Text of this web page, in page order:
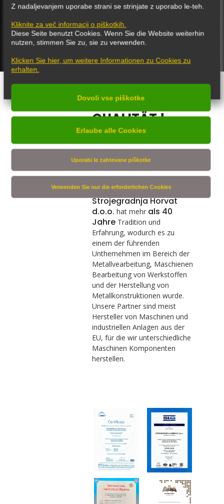
Z nadaljevanjem uporabe strani se strinjate z uporabo le-teh.
Kliknite za več informacij o piškotkih.
Diese Seite benutzt Cookies. Wenn Sie die Website weiterhin
nutzen, stimmen Sie zu, sie zu verwenden.
Klicken Sie hier, um weitere Informationen zu Cookies zu
erhalten.
Dovoli vse piškotke
Erlaube alle Cookies
Uporabi le zahtevane piškotke
Verwenden Sie nur die erforderlichen Cookies
ANFRAGE SENDEN
QUALITÄT !
DAS SIND WIR
Familienunternehmen
Strojegradnja Horvat
d.o.o. hat mehr als 40
Jahre Tradition und
Erfahrung, wodurch es zu
einem der führenden
Unthernehmen im Bereich der
Metallvearbeitung, Maschienen
Bearbeitung von Werkstoffen
und der Herstellung von
Metallkonstruktionen wurde.
Unsere Partner sind meist
Hersteller von Maschinen und
industriellen Anlagen aus der
EU, für die wir unterschiedliche
Maschinen Komponenten
herstellen.